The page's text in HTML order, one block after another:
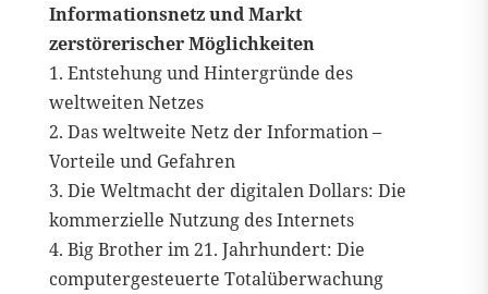
Informationsnetz und Markt
zerstörerischer Möglichkeiten
1. Entstehung und Hintergründe des
weltweiten Netzes
2. Das weltweite Netz der Information –
Vorteile und Gefahren
3. Die Weltmacht der digitalen Dollars: Die
kommerzielle Nutzung des Internets
4. Big Brother im 21. Jahrhundert: Die
computergesteuerte Totalüberwachung